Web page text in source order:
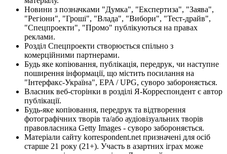
Новини з позначками "Думка", "Експертиза", "Заява",
"Регіони", "Гроші", "Влада", "Вибори", "Тест-драйв",
"Спецпроекти", "Промо" публікуються на правах
реклами.
Розділ Спецпроекти створюється спільно з
комерційними партнерами.
Будь яке копіювання, публікація, передрук, чи наступне
поширення інформації, що містить посилання на
"Інтерфакс-Україна", EPA / UPG, суворо забороняється.
Власник веб-сторінки в розділі Я-Корреспондент є автор
публікації.
Будь-яке копіювання, передрук та відтворення
фотографічних творів та/або аудіовізуальних творів
правовласника Getty Images - суворо забороняється.
Матеріали сайту korrespondent.net призначені для осіб
старше 21 року (21+). Участь в азартних іграх може